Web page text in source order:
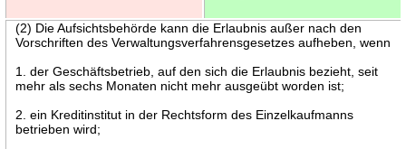
(2) Die Aufsichtsbehörde kann die Erlaubnis außer nach den
Vorschriften des Verwaltungsverfahrensgesetzes aufheben, wenn
1. der Geschäftsbetrieb, auf den sich die Erlaubnis bezieht, seit
mehr als sechs Monaten nicht mehr ausgeübt worden ist;
2. ein Kreditinstitut in der Rechtsform des Einzelkaufmanns
betrieben wird;